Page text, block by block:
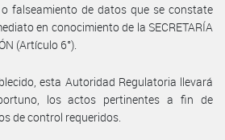
falseamiento de datos que se constate
en conocimiento de la SECRETARÍA
(Artículo 6°).
esta Autoridad Regulatoria llevará
los actos pertinentes a fin de
de control requeridos.